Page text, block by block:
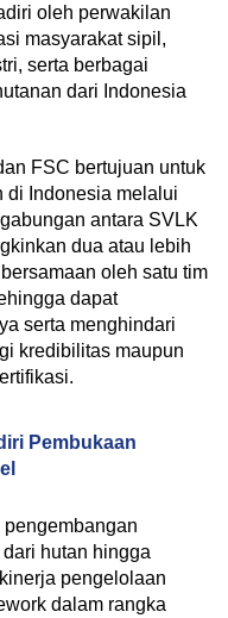
oleh perwakilan
masyarakat sipil,
serta berbagai
dari Indonesia
FSC bertujuan untuk
di Indonesia melalui
antara SVLK
dua atau lebih
oleh satu tim
dapat
serta menghindari
kredibilitas maupun
Pembukaan
hutan hingga
pengelolaan
dalam rangka